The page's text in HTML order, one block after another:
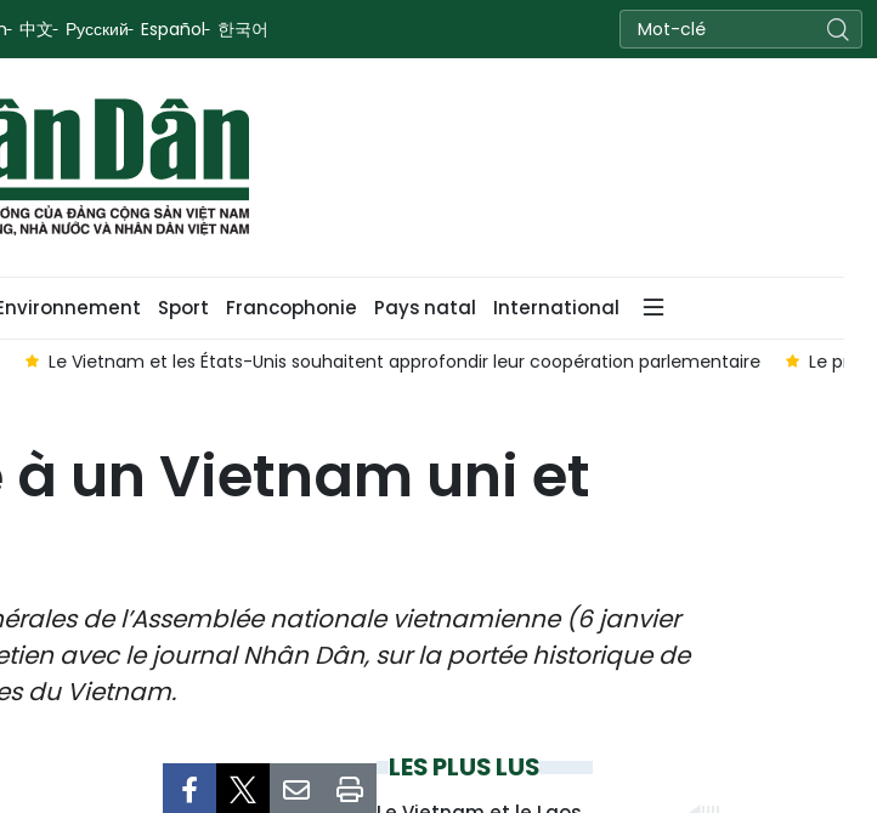
中文 Русский Español 한국어
Sport Francophonie Pays natal International
Le Vietnam et les États-Unis souhaitent approfondir leur coopération parlementaire Le
un Vietnam uni et
de l’Assemblée nationale vietnamienne (6 janvier
avec le journal Nhân Dân, sur la portée historique de
du Vietnam.
LES PLUS LUS